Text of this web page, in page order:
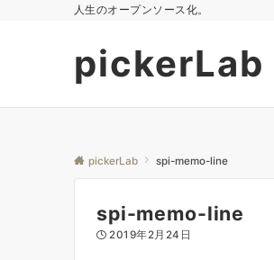
人生のオープンソース化。
pickerLab
pickerLab spi-memo-line
spi-memo-line
2019年2月24日